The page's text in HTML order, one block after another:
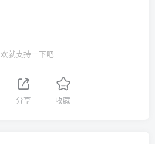
就支持一下吧
分享 收藏